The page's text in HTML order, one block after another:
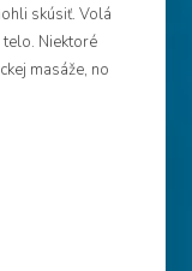
skúsiť. Volá
telo. Niektoré
masáže, no